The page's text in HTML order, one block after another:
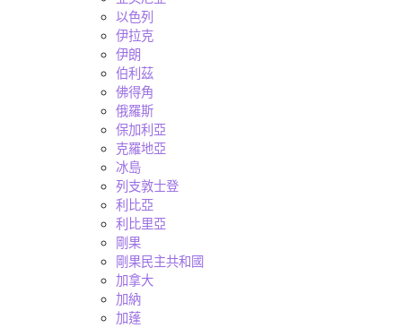
以色列
伊拉克
伊朗
伯利茲
佛得角
俄羅斯
保加利亞
克羅地亞
冰島
列支敦士登
利比亞
利比里亞
剛果
剛果民主共和國
加拿大
加納
加蓬